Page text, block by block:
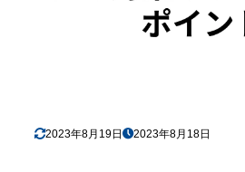
2023年8月19日 2023年8月18日